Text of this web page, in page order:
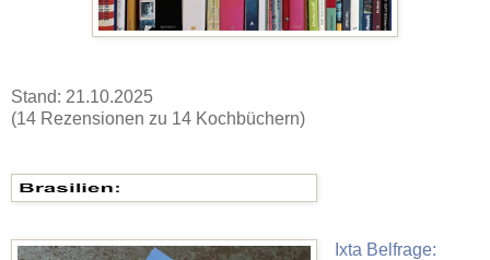
Stand: 21.10.2025
(14 Rezensionen zu 14 Kochbüchern)
Ixta Belfrage: